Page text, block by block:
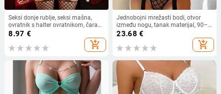
Seksi donje rublje, seksi mašna,
ovratnik s halter ovratnikom, čarape
s tregerima, prozirno jednodijelno
8.97 €
add_shopping_cart
Jednobojni mrežasti bodi, otvor
između nogu, tanak materijal, 90–
95% poliestera, gustoća tkanine
23.68 €
add_shopping_cart